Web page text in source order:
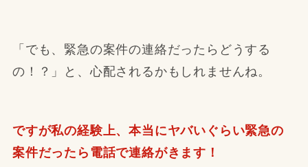
「でも、緊急の案件の連絡だったらどうする
の！？」と、心配されるかもしれませんね。
ですが私の経験上、本当にヤバいぐらい緊急の
案件だったら電話で連絡がきます！